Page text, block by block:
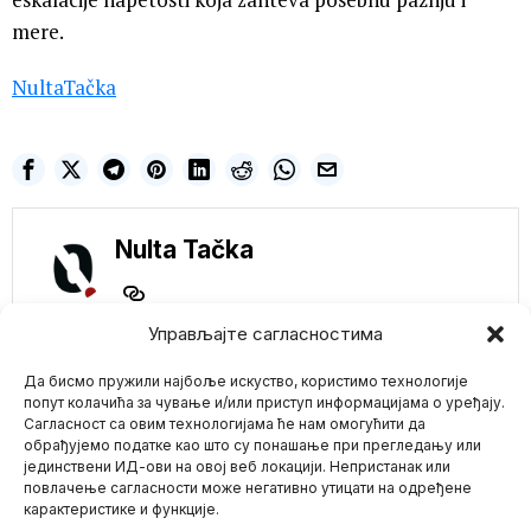
Управљајте сагласностима
Да бисмо пружили најбоље искуство, користимо технологије
попут колачића за чување и/или приступ информацијама о уређају.
Сагласност са овим технологијама ће нам омогућити да
обрађујемо податке као што су понашање при прегледању или
јединствени ИД-ови на овој веб локацији. Непристанак или
повлачење сагласности може негативно утицати на одређене
карактеристике и функције.
mere.
NultaTačka
Nulta Tačka
Mario zna Youtube
Rađanje nove
generacije koja unosi
Duhovnost ljudima –
Nenad Ilić
Prokletstvo srpskog
naroda je da ne mogu tri
generacije da